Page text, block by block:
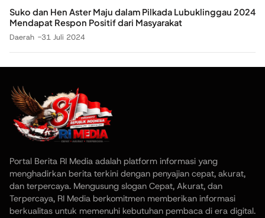
Suko dan Hen Aster Maju dalam Pilkada Lubuklinggau 2024
Mendapat Respon Positif dari Masyarakat
Daerah 31 Juli 2024
Portal Berita RI Media adalah platform informasi yang
menghadirkan berita terkini dengan penyajian cepat, akurat,
dan terpercaya. Mengusung slogan Cepat, Akurat, dan
Terpercaya, RI Media berkomitmen memberikan informasi
berkualitas untuk memenuhi kebutuhan pembaca di era digital.